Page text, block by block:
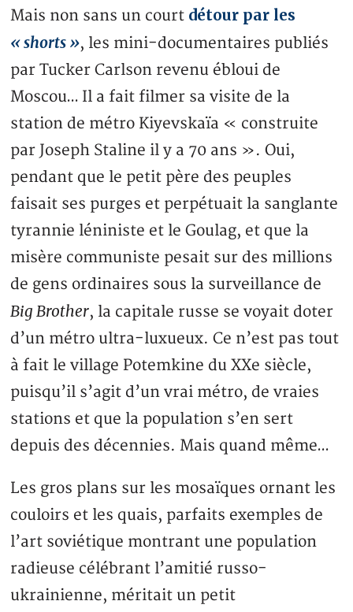
Mais non sans un court détour par les
« shorts », les mini-documentaires publiés
par Tucker Carlson revenu ébloui de
Moscou… Il a fait filmer sa visite de la
station de métro Kiyevskaïa « construite
par Joseph Staline il y a 70 ans ». Oui,
pendant que le petit père des peuples
faisait ses purges et perpétuait la sanglante
tyrannie léniniste et le Goulag, et que la
misère communiste pesait sur des millions
de gens ordinaires sous la surveillance de
Big Brother, la capitale russe se voyait doter
d’un métro ultra-luxueux. Ce n’est pas tout
à fait le village Potemkine du XXe siècle,
puisqu’il s’agit d’un vrai métro, de vraies
stations et que la population s’en sert
depuis des décennies. Mais quand même…
Les gros plans sur les mosaïques ornant les
couloirs et les quais, parfaits exemples de
l’art soviétique montrant une population
radieuse célébrant l’amitié russo-
ukrainienne, méritait un petit